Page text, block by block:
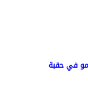
في حقبة